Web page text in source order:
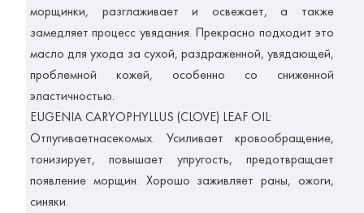
морщинки, разглаживает и освежает, а также
замедляет процесс увядания. Прекрасно подходит это
масло для ухода за сухой, раздраженной, увядающей,
проблемной кожей, особенно со сниженной
эластичностью.
EUGENIA CARYOPHYLLUS (CLOVE) LEAF OIL:
Отпугиваетнасекомых. Усиливает кровообращение,
тонизирует, повышает упругость, предотвращает
появление морщин. Хорошо заживляет раны, ожоги,
синяки.